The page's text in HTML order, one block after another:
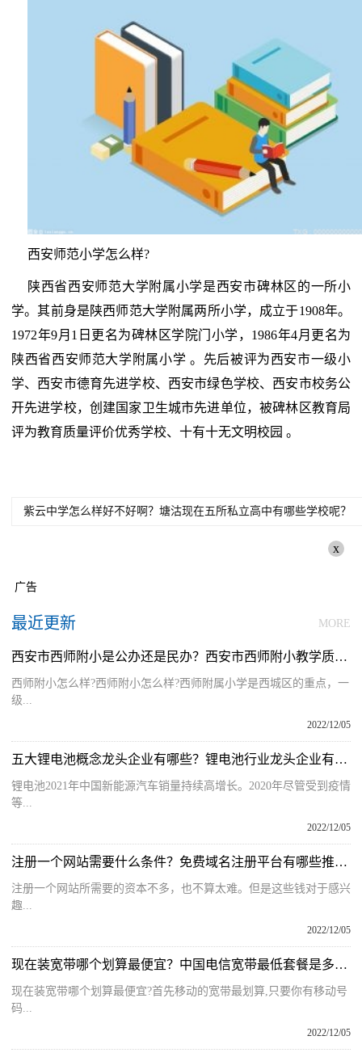
西安师范小学怎么样?
陕西省西安师范大学附属小学是西安市碑林区的一所小
学。其前身是陕西师范大学附属两所小学，成立于1908年。
1972年9月1日更名为碑林区学院门小学，1986年4月更名为
陕西省西安师范大学附属小学 。先后被评为西安市一级小
学、西安市德育先进学校、西安市绿色学校、西安市校务公
开先进学校，创建国家卫生城市先进单位，被碑林区教育局
评为教育质量评价优秀学校、十有十无文明校园 。
紫云中学怎么样好不好啊？塘沽现在五所私立高中有哪些学校呢？
x
广告
最近更新 MORE
西安市西师附小是公办还是民办？西安市西师附小教学质量怎么样？
西师附小怎么样?西师附小怎么样?西师附属小学是西城区的重点，一
级...
2022/12/05
五大锂电池概念龙头企业有哪些？锂电池行业龙头企业有哪些公司？
锂电池2021年中国新能源汽车销量持续高增长。2020年尽管受到疫情
等...
2022/12/05
注册一个网站需要什么条件？免费域名注册平台有哪些推荐的呢？
注册一个网站所需要的资本不多，也不算太难。但是这些钱对于感兴
趣...
2022/12/05
现在装宽带哪个划算最便宜？中国电信宽带最低套餐是多少钱一个月？
现在装宽带哪个划算最便宜?首先移动的宽带最划算,只要你有移动号
码...
2022/12/05